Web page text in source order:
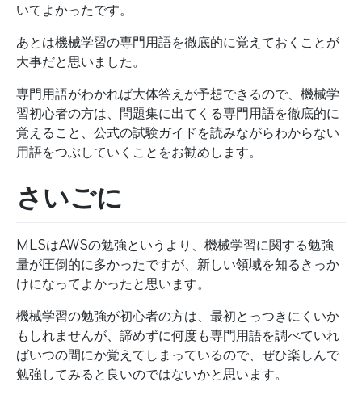
いてよかったです。
あとは機械学習の専門用語を徹底的に覚えておくことが
大事だと思いました。
専門用語がわかれば大体答えが予想できるので、機械学
習初心者の方は、問題集に出てくる専門用語を徹底的に
覚えること、公式の試験ガイドを読みながらわからない
用語をつぶしていくことをお勧めします。
さいごに
MLSはAWSの勉強というより、機械学習に関する勉強
量が圧倒的に多かったですが、新しい領域を知るきっか
けになってよかったと思います。
機械学習の勉強が初心者の方は、最初とっつきにくいか
もしれませんが、諦めずに何度も専門用語を調べていれ
ばいつの間にか覚えてしまっているので、ぜひ楽しんで
勉強してみると良いのではないかと思います。